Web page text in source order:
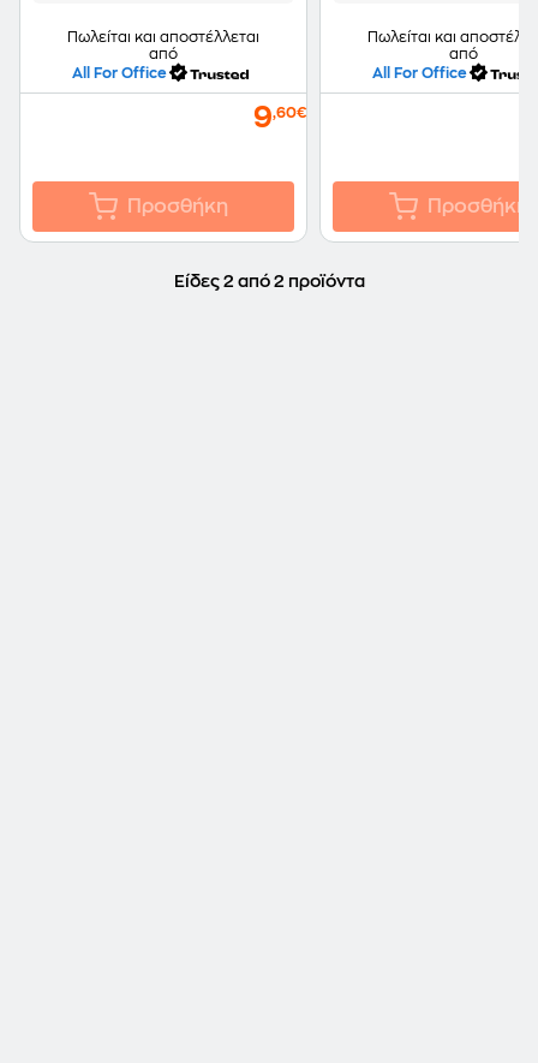
Πωλείται και αποστέλλεται
από
All For Office
9,60€
Προσθήκη
Πωλείται και
από
All For Office
Προσθήκη
Είδες 2 από 2 προϊόντα